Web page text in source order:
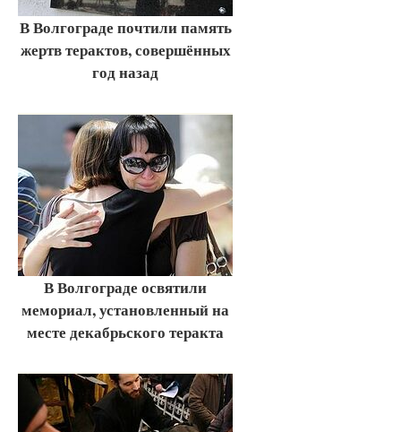
В Волгограде почтили память
жертв терактов, совершённых
год назад
В Волгограде освятили
мемориал, установленный на
месте декабрьского теракта